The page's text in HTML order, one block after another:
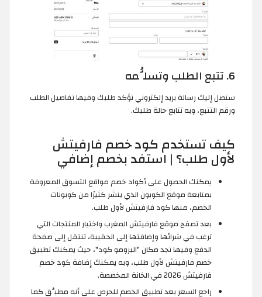
6. تتبع الطلب وتسلُّمه
ستصل إليك رسالة بريد إلكتروني تؤكد طلبك وفيها تفاصيل الطلب
ورقم التتبع، وبه تتابع حالة طلبك.
كيف تستخدم كود خصم فارفيتش
لأول طلب؟ | استفد بخصم إضافي
يمكنك الحصول على أكواد خصم مواقع التسوق المعروفة
بمتابعة موقع الكوبون الذي ينشر كثيرًا من كوبونات
الخصم، منها كود فارفيتش لأول طلب.
بعد تصفح موقع فارفيتش المغرب واختيار المنتجات التي
ترغب في شرائها وإضافتها إلى الحقيبة، تنتقل إلى صفحة
الدفع وفيها تجد مكان "البرومو كود"، حيث يمكنك تطبيق
خصم فارفيتش لأول طلب، وبه يمكنك إضافة كود خصم
فارفيتش 2026 في الخانة المخصصة.
راجع السعر بعد تطبيق الخصم للحرص على أنه مطبَّق كما